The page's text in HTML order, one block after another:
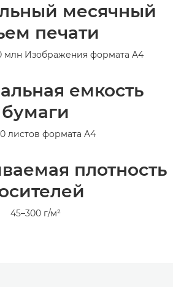
месячный
печати
млн Изображения формата A4
емкость
бумаги
листов формата A4
плотность
45–300 г/м²